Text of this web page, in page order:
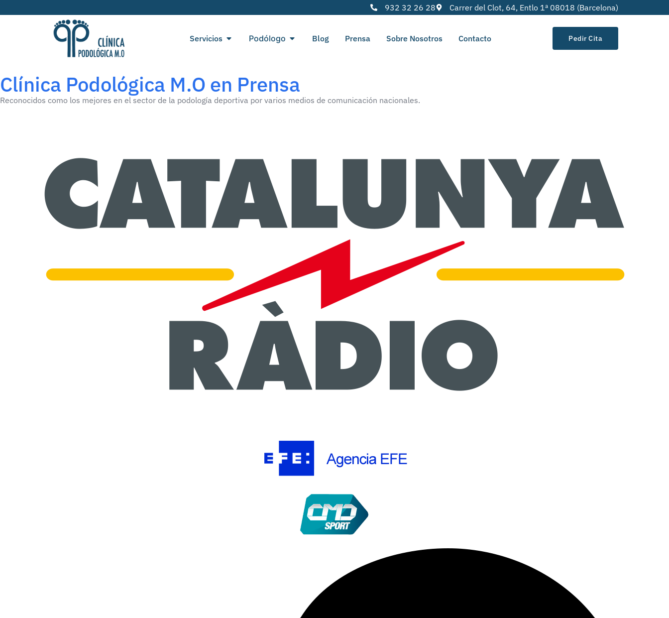
932 32 26 28 Carrer del Clot, 64, Entlo 1ª 08018 (Barcelona)
Servicios Podólogo Blog Prensa Sobre Nosotros Contacto Pedir Cita
Clínica Podológica M.O en Prensa
Reconocidos como los mejores en el sector de la podología deportiva por varios medios de comunicación nacionales.